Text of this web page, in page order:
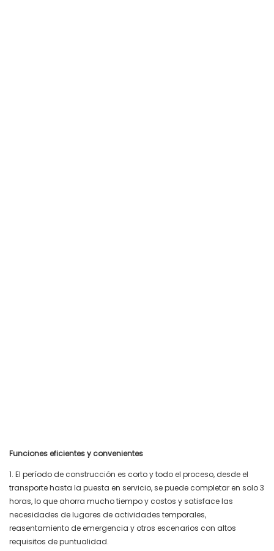
Funciones eficientes y convenientes
1. El período de construcción es corto y todo el proceso, desde el
transporte hasta la puesta en servicio, se puede completar en solo 3
horas, lo que ahorra mucho tiempo y costos y satisface las
necesidades de lugares de actividades temporales,
reasentamiento de emergencia y otros escenarios con altos
requisitos de puntualidad.